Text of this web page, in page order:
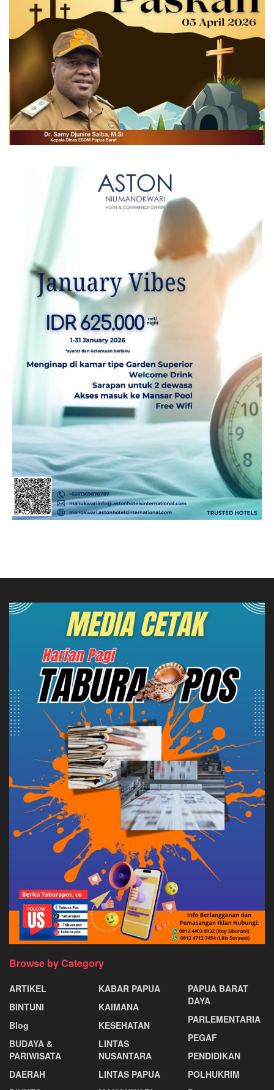
Browse by Category
ARTIKEL
BINTUNI
Blog
BUDAYA &
PARIWISATA
DAERAH
KABAR PAPUA
KAIMANA
KESEHATAN
LINTAS
NUSANTARA
LINTAS PAPUA
PAPUA BARAT
DAYA
PARLEMENTARIA
PEGAF
PENDIDIKAN
POLHUKRIM